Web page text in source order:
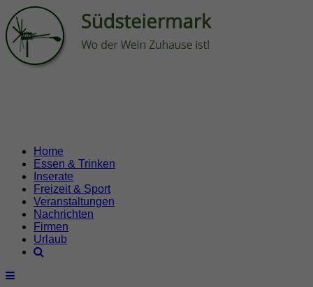
Home
Essen & Trinken
Inserate
Freizeit & Sport
Veranstaltungen
Nachrichten
Firmen
Urlaub